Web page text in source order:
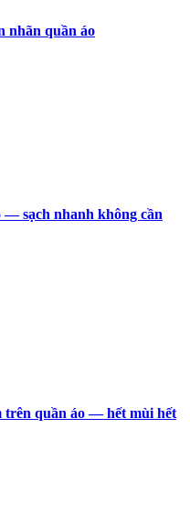
nhãn quần áo
— sạch nhanh không cần
trên quần áo — hết mùi hết